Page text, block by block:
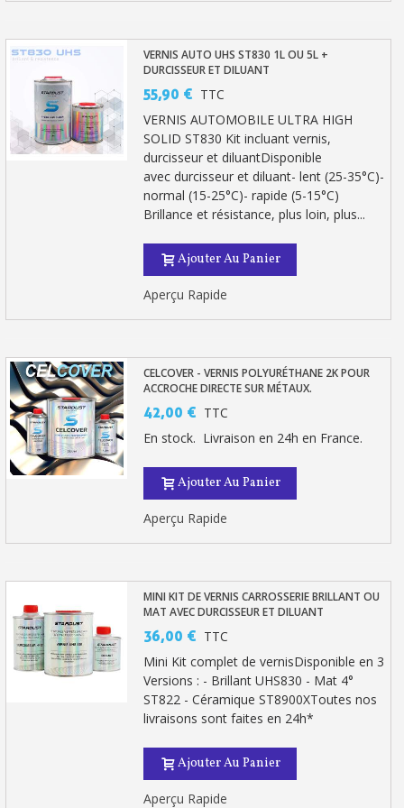
Livraison sous 24 h en France Métropolitaine
Retour produits sous 14 jours
Réduction de 5€ sur la première commande
10€ de bon d'achat pour chaque parrainage
Inscription à la newsletter : 5€ de réduction
VERNIS AUTO UHS ST830 1L OU 5L +
DURCISSEUR ET DILUANT
55,90 € TTC
VERNIS AUTOMOBILE ULTRA HIGH
SOLID ST830 Kit incluant vernis,
durcisseur et diluantDisponible
avec durcisseur et diluant- lent (25-35°C)-
normal (15-25°C)- rapide (5-15°C)
Brillance et résistance, plus loin, plus...
Ajouter Au Panier
Aperçu Rapide
CELCOVER - VERNIS POLYURÉTHANE 2K POUR
ACCROCHE DIRECTE SUR MÉTAUX.
42,00 € TTC
En stock. Livraison en 24h en France.
Ajouter Au Panier
Aperçu Rapide
MINI KIT DE VERNIS CARROSSERIE BRILLANT OU
MAT AVEC DURCISSEUR ET DILUANT
36,00 € TTC
Mini Kit complet de vernisDisponible en 3
Versions : - Brillant UHS830 - Mat 4°
ST822 - Céramique ST8900XToutes nos
livraisons sont faites en 24h*
Ajouter Au Panier
Aperçu Rapide